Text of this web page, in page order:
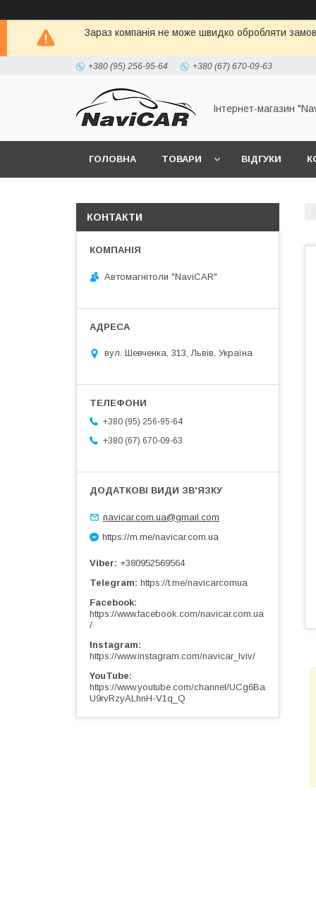
Зараз компанія не може швидко обробляти
+380 (95) 256-95-64 +380 (67) 670-09-63
Інтернет-магазин
ГОЛОВНА ТОВАРИ ВІДГУКИ
КОНТАКТИ
Автомагнітоли "NaviCAR"
вул. Шевченка, 313, Львів, Україна
+380 (95) 256-95-64
+380 (67) 670-09-63
navicar.com.ua@gmail.com
https://m.me/navicar.com.ua
Viber
+380952569564
Telegram https://t.me/navicarcomua
Facebook
https://www.facebook.com/navicar.com.ua
/
Instagram
https://www.instagram.com/navicar_lviv/
YouTube
https://www.youtube.com/channel/UCg6Ba
U9rvRzyALhnH-V1q_Q